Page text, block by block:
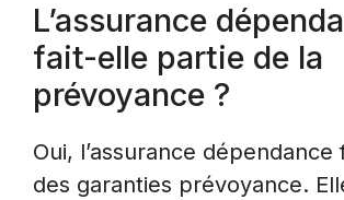
L’assurance
fait-elle partie de la
prévoyance ?
Oui, l’assurance dépendance
des garanties prévoyance.